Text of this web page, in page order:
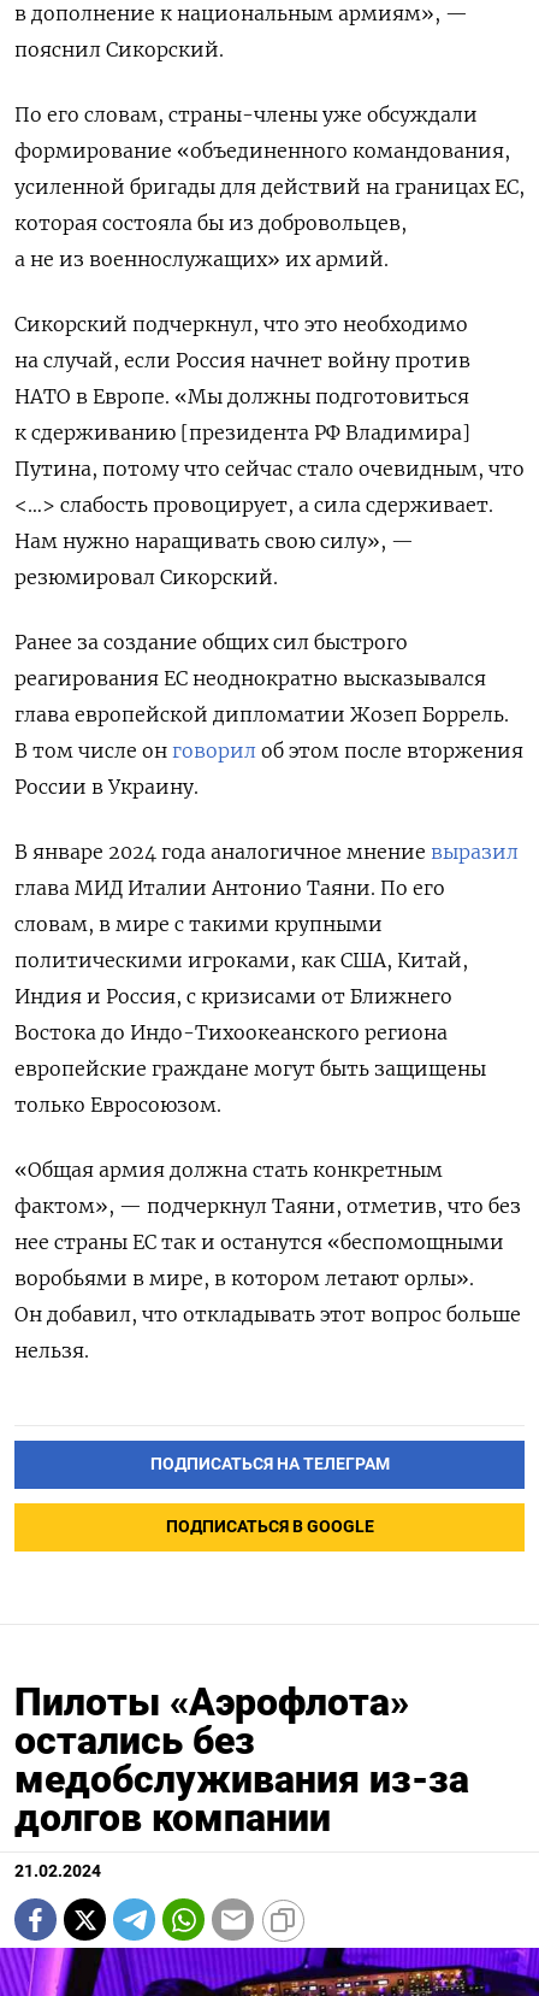
в дополнение к национальным армиям», —
пояснил Сикорский.
По его словам, страны-члены уже обсуждали
формирование «объединенного командования,
усиленной бригады для действий на границах ЕС,
которая состояла бы из добровольцев,
а не из военнослужащих» их армий.
Сикорский подчеркнул, что это необходимо
на случай, если Россия начнет войну против
НАТО в Европе. «Мы должны подготовиться
к сдерживанию [президента РФ Владимира]
Путина, потому что сейчас стало очевидным, что
<…> слабость провоцирует, а сила сдерживает.
Нам нужно наращивать свою силу», —
резюмировал Сикорский.
Ранее за создание общих сил быстрого
реагирования ЕС неоднократно высказывался
глава европейской дипломатии Жозеп Боррель.
В том числе он говорил об этом после вторжения
России в Украину.
В январе 2024 года аналогичное мнение выразил
глава МИД Италии Антонио Таяни. По его
словам, в мире с такими крупными
политическими игроками, как США, Китай,
Индия и Россия, с кризисами от Ближнего
Востока до Индо-Тихоокеанского региона
европейские граждане могут быть защищены
только Евросоюзом.
«Общая армия должна стать конкретным
фактом», — подчеркнул Таяни, отметив, что без
нее страны ЕС так и останутся «беспомощными
воробьями в мире, в котором летают орлы».
Он добавил, что откладывать этот вопрос больше
нельзя.
ПОДПИСАТЬСЯ НА ТЕЛЕГРАМ
ПОДПИСАТЬСЯ В GOOGLE
Пилоты «Аэрофлота»
остались без
медобслуживания из-за
долгов компании
21.02.2024